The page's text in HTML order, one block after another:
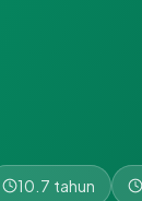
10.7 tahun